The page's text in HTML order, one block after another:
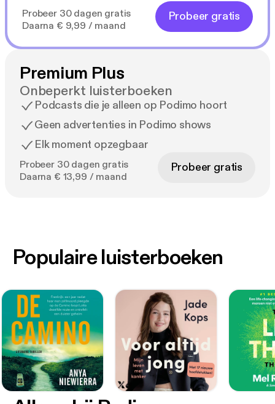
Probeer 30 dagen gratis
Daarna € 9,99 / maand
Probeer gratis
Premium Plus
Onbeperkt luisterboeken
Podcasts die je alleen op Podimo hoort
Geen advertenties in Podimo shows
Elk moment opzegbaar
Probeer 30 dagen gratis
Daarna € 13,99 / maand
Probeer gratis
Populaire luisterboeken